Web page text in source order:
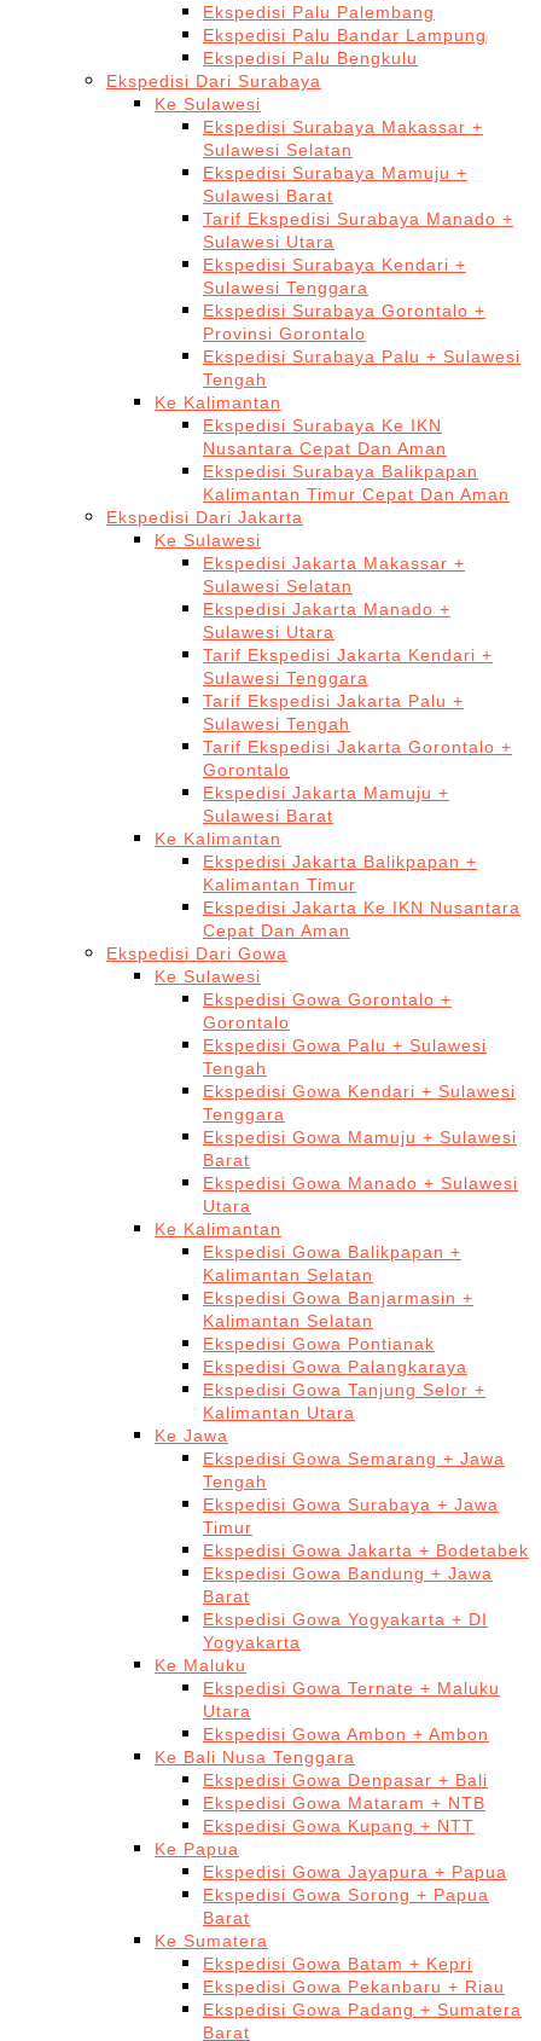
Ekspedisi Palu Palembang
Ekspedisi Palu Bandar Lampung
Ekspedisi Palu Bengkulu
Ekspedisi Dari Surabaya
Ke Sulawesi
Ekspedisi Surabaya Makassar +
Sulawesi Selatan
Ekspedisi Surabaya Mamuju +
Sulawesi Barat
Tarif Ekspedisi Surabaya Manado +
Sulawesi Utara
Ekspedisi Surabaya Kendari +
Sulawesi Tenggara
Ekspedisi Surabaya Gorontalo +
Provinsi Gorontalo
Ekspedisi Surabaya Palu + Sulawesi
Tengah
Ke Kalimantan
Ekspedisi Surabaya Ke IKN
Nusantara Cepat Dan Aman
Ekspedisi Surabaya Balikpapan
Kalimantan Timur Cepat Dan Aman
Ekspedisi Dari Jakarta
Ke Sulawesi
Ekspedisi Jakarta Makassar +
Sulawesi Selatan
Ekspedisi Jakarta Manado +
Sulawesi Utara
Tarif Ekspedisi Jakarta Kendari +
Sulawesi Tenggara
Tarif Ekspedisi Jakarta Palu +
Sulawesi Tengah
Tarif Ekspedisi Jakarta Gorontalo +
Gorontalo
Ekspedisi Jakarta Mamuju +
Sulawesi Barat
Ke Kalimantan
Ekspedisi Jakarta Balikpapan +
Kalimantan Timur
Ekspedisi Jakarta Ke IKN Nusantara
Cepat Dan Aman
Ekspedisi Dari Gowa
Ke Sulawesi
Ekspedisi Gowa Gorontalo +
Gorontalo
Ekspedisi Gowa Palu + Sulawesi
Tengah
Ekspedisi Gowa Kendari + Sulawesi
Tenggara
Ekspedisi Gowa Mamuju + Sulawesi
Barat
Ekspedisi Gowa Manado + Sulawesi
Utara
Ke Kalimantan
Ekspedisi Gowa Balikpapan +
Kalimantan Selatan
Ekspedisi Gowa Banjarmasin +
Kalimantan Selatan
Ekspedisi Gowa Pontianak
Ekspedisi Gowa Palangkaraya
Ekspedisi Gowa Tanjung Selor +
Kalimantan Utara
Ke Jawa
Ekspedisi Gowa Semarang + Jawa
Tengah
Ekspedisi Gowa Surabaya + Jawa
Timur
Ekspedisi Gowa Jakarta + Bodetabek
Ekspedisi Gowa Bandung + Jawa
Barat
Ekspedisi Gowa Yogyakarta + DI
Yogyakarta
Ke Maluku
Ekspedisi Gowa Ternate + Maluku
Utara
Ekspedisi Gowa Ambon + Ambon
Ke Bali Nusa Tenggara
Ekspedisi Gowa Denpasar + Bali
Ekspedisi Gowa Mataram + NTB
Ekspedisi Gowa Kupang + NTT
Ke Papua
Ekspedisi Gowa Jayapura + Papua
Ekspedisi Gowa Sorong + Papua
Barat
Ke Sumatera
Ekspedisi Gowa Batam + Kepri
Ekspedisi Gowa Pekanbaru + Riau
Ekspedisi Gowa Padang + Sumatera
Barat